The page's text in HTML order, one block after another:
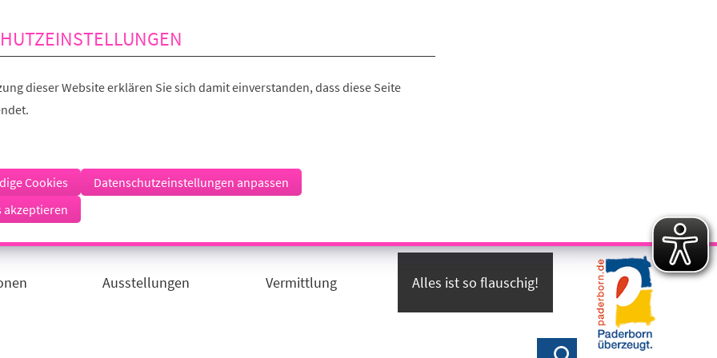
dieser Website erklären Sie sich damit einverstanden, dass diese Seite
Cookies
Datenschutzeinstellungen anpassen
akzeptieren
Ausstellungen Vermittlung Alles ist so flauschig!